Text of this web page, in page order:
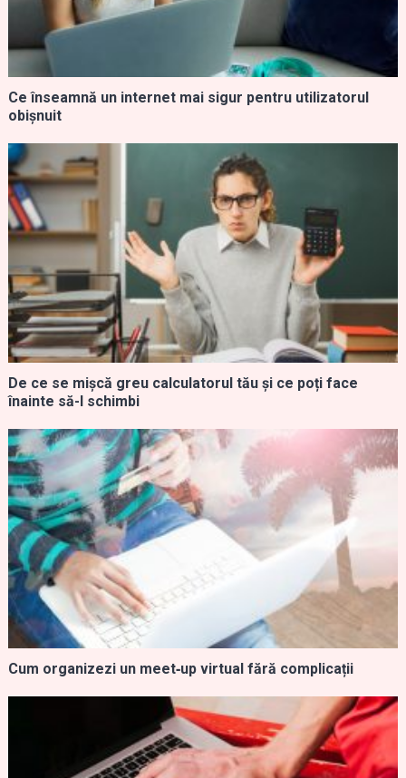
Ce înseamnă un internet mai sigur pentru utilizatorul
obișnuit
De ce se mișcă greu calculatorul tău și ce poți face
înainte să-l schimbi
Cum organizezi un meet‑up virtual fără complicații